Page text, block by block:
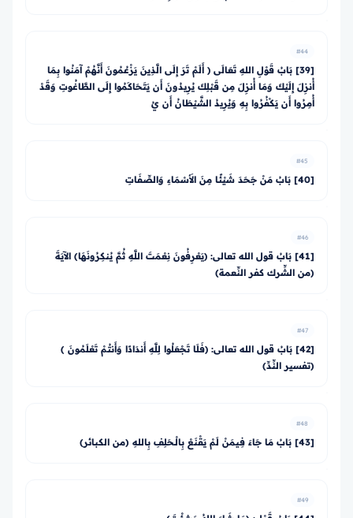
#44
[39] بَابُ قَوْلِ اللهِ تَعَالَى ﴿ أَلَمْ تَرَ إِلَى الَّذِينَ يَزْعُمُونَ أَنَّهُمْ آمَنُوا بِمَا
أُنزِلَ إِلَيْكَ وَمَا أُنزِلَ مِن قَبْلِكَ يُرِيدُونَ أَن يَتَحَاكَمُوا إِلَى الطَّاغُوتِ وَقَدْ
أُمِرُوا أَن يَكْفُرُوا بِهِ وَيُرِيدُ الشَّيْطَانُ أَن يُ
#45
[40] بَابُ مَنْ جَحَدَ شَيْئًا مِنَ الأَسْمَاءِ وَالصِّفَاتِ
#46
[41] بَابُ قول الله تعالى: ﴿يَعْرِفُونَ نِعْمَتَ اللَّهِ ثُمَّ يُنكِرُونَهَا﴾ الآيَةَ
(من الشِّرك كفر النِّعمة)
#47
[42] بَابُ قول الله تعالى: ﴿فَلَا تَجْعَلُوا لِلَّهِ أَندَادًا وَأَنتُمْ تَعْلَمُونَ ﴾
(تفسير النِّدِّ)
#48
[43] بَابُ مَا جَاءَ فِيمَنْ لَمْ يَقْنَعْ بِالْـحَلِفِ بِاللهِ (من الكبائر)
#49